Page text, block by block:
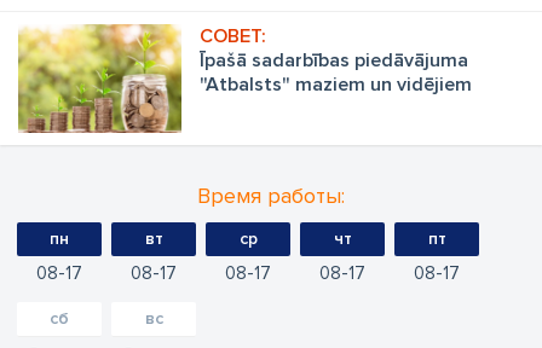
Īpašā sadarbības piedāvājuma
"Atbalsts" maziem un vidējiem
Время работы:
пн
08 17
вт
08 17
ср
08 17
чт
08 17
пт
08 17
сб вс